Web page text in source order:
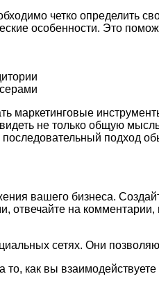
четко определить
особенности. Это
маркетинговые
не только общую
подход
вашего бизнеса.
отвечайте на
сетях. Они
то, как вы